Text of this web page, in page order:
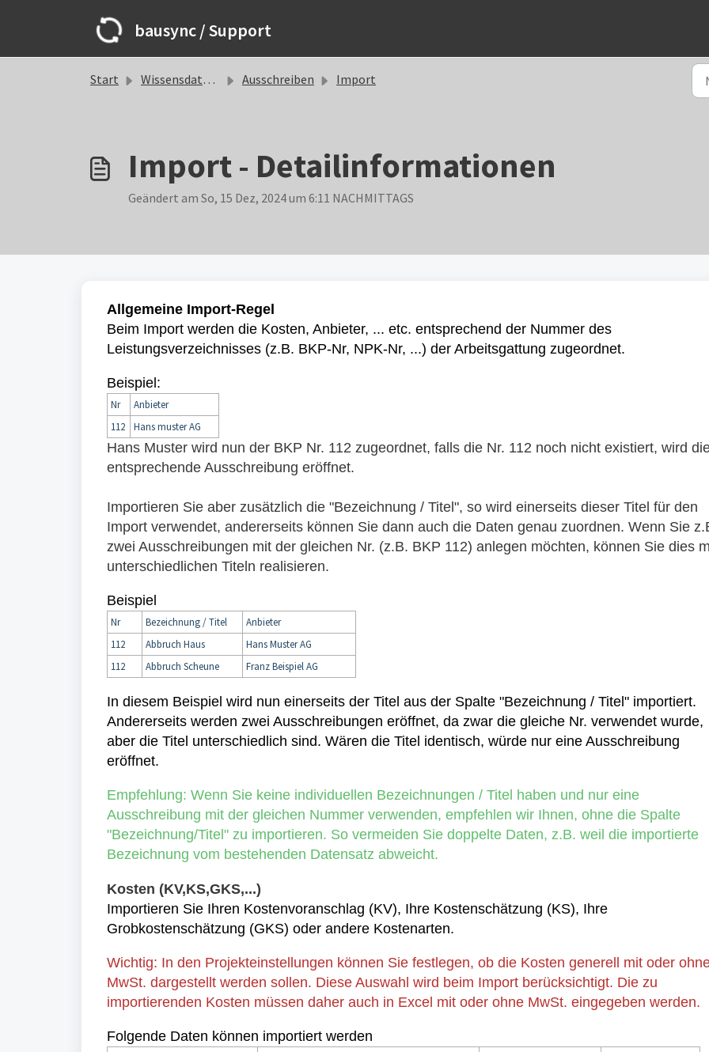
bausync / Support
Start Wissensdatenbank Ausschreiben Import
Import - Detailinformationen
Geändert am So, 15 Dez, 2024 um 6:11 NACHMITTAGS
Allgemeine Import-Regel
Beim Import werden die Kosten, Anbieter, ... etc. entsprechend der Nummer des
Leistungsverzeichnisses (z.B. BKP-Nr, NPK-Nr, ...) der Arbeitsgattung zugeordnet.
Beispiel:
Nr
Anbieter
112
Hans muster AG
Hans Muster wird nun der BKP Nr. 112 zugeordnet, falls die Nr. 112 noch nicht existiert, wird
entsprechende Ausschreibung eröffnet.
Importieren Sie aber zusätzlich die "Bezeichnung / Titel", so wird einerseits dieser Titel für den
Import verwendet, andererseits können Sie dann auch die Daten genau zuordnen. Wenn Sie
zwei Ausschreibungen mit der gleichen Nr. (z.B. BKP 112) anlegen möchten, können Sie dies
unterschiedlichen Titeln realisieren.
Beispiel
Nr Bezeichnung / Titel
Anbieter
112
Abbruch Haus
Hans Muster AG
112
Abbruch Scheune Franz Beispiel AG
In diesem Beispiel wird nun einerseits der Titel aus der Spalte "Bezeichnung / Titel" importiert.
Andererseits werden zwei Ausschreibungen eröffnet, da zwar die gleiche Nr. verwendet wurde,
aber die Titel unterschiedlich sind. Wären die Titel identisch, würde nur eine Ausschreibung
eröffnet.
Empfehlung: Wenn Sie keine individuellen Bezeichnungen / Titel haben und nur eine
Ausschreibung mit der gleichen Nummer verwenden, empfehlen wir Ihnen, ohne die Spalte
"Bezeichnung/Titel" zu importieren. So vermeiden Sie doppelte Daten, z.B. weil die importierte
Bezeichnung vom bestehenden Datensatz abweicht.
Kosten (KV,KS,GKS,...)
Importieren Sie Ihren Kostenvoranschlag (KV), Ihre Kostenschätzung (KS), Ihre
Grobkostenschätzung (GKS) oder andere Kostenarten.
Wichtig: In den Projekteinstellungen können Sie festlegen, ob die Kosten generell mit oder
MwSt. dargestellt werden sollen. Diese Auswahl wird beim Import berücksichtigt. Die zu
importierenden Kosten müssen daher auch in Excel mit oder ohne MwSt. eingegeben werden.
Folgende Daten können importiert werden